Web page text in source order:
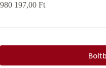
980 197,00 Ft